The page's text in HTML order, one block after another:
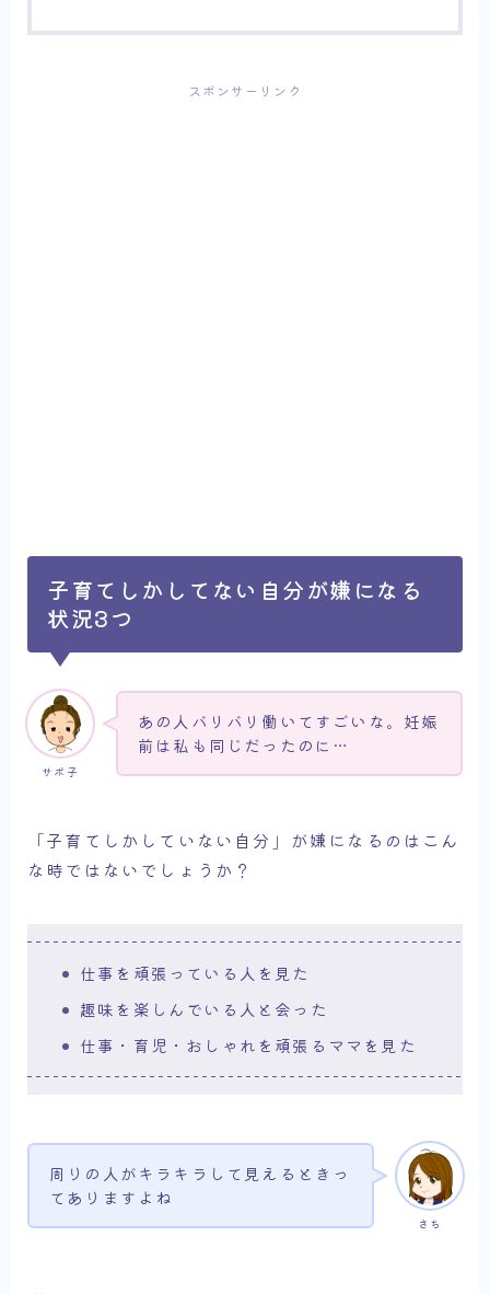
スポンサーリンク
子育てしかしてない自分が嫌になる
状況3つ
サボ子
あの人バリバリ働いてすごいな。妊娠
前は私も同じだったのに…
「子育てしかしていない自分」が嫌になるのはこん
な時ではないでしょうか？
仕事を頑張っている人を見た
趣味を楽しんでいる人と会った
仕事・育児・おしゃれを頑張るママを見た
さち
周りの人がキラキラして見えるときっ
てありますよね